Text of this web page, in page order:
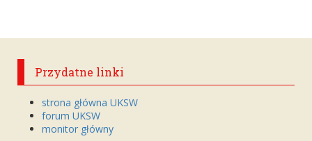
Przydatne linki
strona główna UKSW
forum UKSW
monitor główny